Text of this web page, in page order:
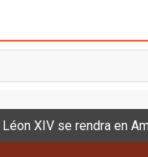
Léon XIV se rendra en